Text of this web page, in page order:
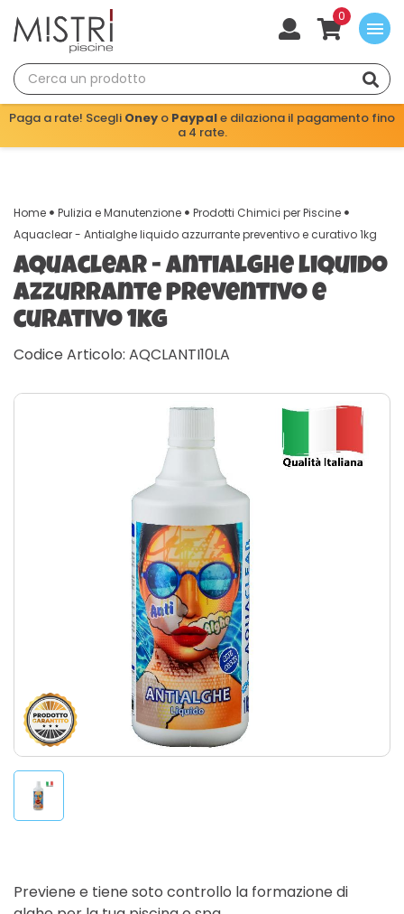
0
menu
Paga a rate! Scegli Oney o Paypale dilaziona il pagamento fino
a 4 rate.
Home Pulizia e Manutenzione
Prodotti Chimici per Piscine
Aquaclear - Antialghe liquido azzurrante preventivo e curativo 1kg
Aquaclear - Antialghe liquido
azzurrante preventivo e
curativo 1kg
Codice Articolo: AQCLANTI10LA
Previene e tiene soto controllo la formazione di